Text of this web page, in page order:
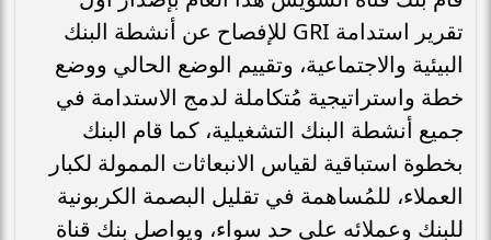
تقرير استدامة GRI للإفصاح عن أنشطة البنك
البيئية والاجتماعية، وتقييم الوضع الحالي ووضع
خطة واستراتيجية مُتكاملة لدمج الاستدامة في
جميع أنشطة البنك التشغيلية، كما قام البنك
بخطوة استباقية لقياس الانبعاثات الممولة لكبار
العملاء، للمُساهمة في تقليل البصمة الكربونية
للبنك وعملائه على حد سواء، ويواصل بنك قناة